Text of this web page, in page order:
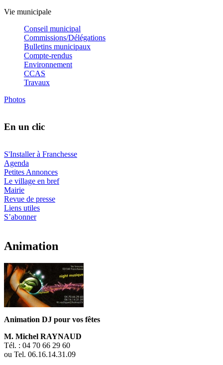
Vie municipale
Conseil municipal
Commissions/Délégations
Bulletins municipaux
Compte-rendus
Environnement
CCAS
Travaux
Photos
En un clic
S'Installer à Franchesse
Agenda
Petites Annonces
Le village en bref
Mairie
Revue de presse
Liens utiles
S’abonner
Animation
Animation DJ pour vos fêtes
M. Michel RAYNAUD
Tél. : 04 70 66 29 60
ou Tel. 06.16.14.31.09